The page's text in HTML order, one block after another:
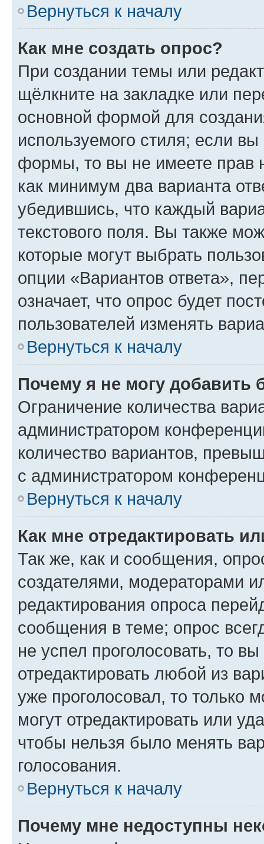
Вернуться к началу
Как мне создать опрос?
При создании темы или
щёлкните на закладке или
основной формой для
используемого стиля; если
формы, то вы не имеете прав
как минимум два варианта
убедившись, что каждый
текстового поля. Вы также
которые могут выбрать
опции «Вариантов ответа»,
означает, что опрос будет
пользователей изменять
Вернуться к началу
Почему я не могу добавить
Ограничение количества
администратором
количество вариантов,
с администратором
Вернуться к началу
Как мне отредактировать
Так же, как и сообщения,
создателями, модераторами
редактирования опроса
сообщения в теме; опрос
не успел проголосовать, то
отредактировать любой из
уже проголосовал, то только
могут отредактировать или
чтобы нельзя было менять
голосования.
Вернуться к началу
Почему мне недоступны